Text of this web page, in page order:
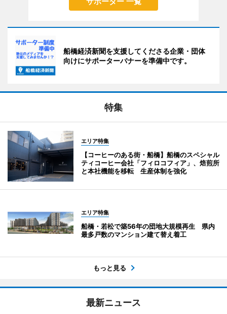
船橋経済新聞を支援してくださる企業・団体
向けにサポーターバナーを準備中です。
特集
エリア特集
【コーヒーのある街・船橋】船橋のスペシャル
ティコーヒー会社「フィロコフィア」、焙煎所
と本社機能を移転 生産体制を強化
エリア特集
船橋・若松で築56年の団地大規模再生 県内
最多戸数のマンション建て替え着工
もっと見る
最新ニュース